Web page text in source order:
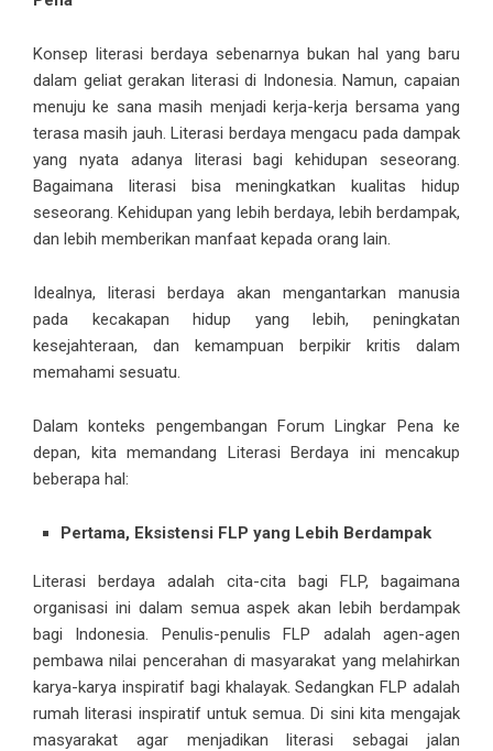
Konsep literasi berdaya sebenarnya bukan hal yang baru
dalam geliat gerakan literasi di Indonesia. Namun, capaian
menuju ke sana masih menjadi kerja-kerja bersama yang
terasa masih jauh. Literasi berdaya mengacu pada dampak
yang nyata adanya literasi bagi kehidupan seseorang.
Bagaimana literasi bisa meningkatkan kualitas hidup
seseorang. Kehidupan yang lebih berdaya, lebih berdampak,
dan lebih memberikan manfaat kepada orang lain.
Idealnya, literasi berdaya akan mengantarkan manusia
pada kecakapan hidup yang lebih, peningkatan
kesejahteraan, dan kemampuan berpikir kritis dalam
memahami sesuatu.
Dalam konteks pengembangan Forum Lingkar Pena ke
depan, kita memandang Literasi Berdaya ini mencakup
beberapa hal:
Pertama, Eksistensi FLP yang Lebih Berdampak
Literasi berdaya adalah cita-cita bagi FLP, bagaimana
organisasi ini dalam semua aspek akan lebih berdampak
bagi Indonesia. Penulis-penulis FLP adalah agen-agen
pembawa nilai pencerahan di masyarakat yang melahirkan
karya-karya inspiratif bagi khalayak. Sedangkan FLP adalah
rumah literasi inspiratif untuk semua. Di sini kita mengajak
masyarakat agar menjadikan literasi sebagai jalan